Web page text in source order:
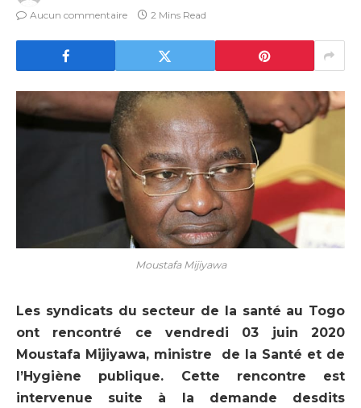
Aucun commentaire
2 Mins Read
Moustafa Mijiyawa
Les syndicats du secteur de la santé au Togo
ont rencontré ce vendredi 03 juin 2020
Moustafa Mijiyawa, ministre de la Santé et de
l’Hygiène publique. Cette rencontre est
intervenue suite à la demande desdits